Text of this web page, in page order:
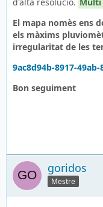
El mapa nomès ens
els màxims
irregularitat de les
9ac8d94b-8917-
Bon seguiment
goridos
Mestre